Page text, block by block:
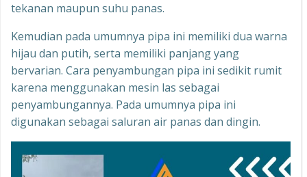
tekanan maupun suhu panas.
Kemudian pada umumnya pipa ini memiliki dua warna
hijau dan putih, serta memiliki panjang yang
bervarian. Cara penyambungan pipa ini sedikit rumit
karena menggunakan mesin las sebagai
penyambungannya. Pada umumnya pipa ini
digunakan sebagai saluran air panas dan dingin.